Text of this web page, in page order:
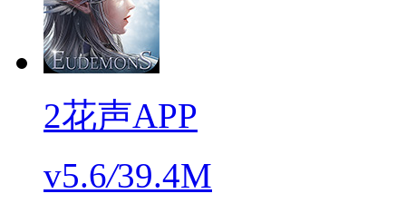
2花声APP
v5.6/39.4M